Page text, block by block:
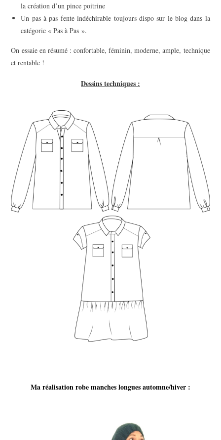
la création d’un pince poitrine
Un pas à pas fente indéchirable toujours dispo sur le blog dans la
catégorie « Pas à Pas ».
On essaie en résumé : confortable, féminin, moderne, ample, technique
et rentable !
Dessins techniques :
Ma réalisation robe manches longues automne/hiver :